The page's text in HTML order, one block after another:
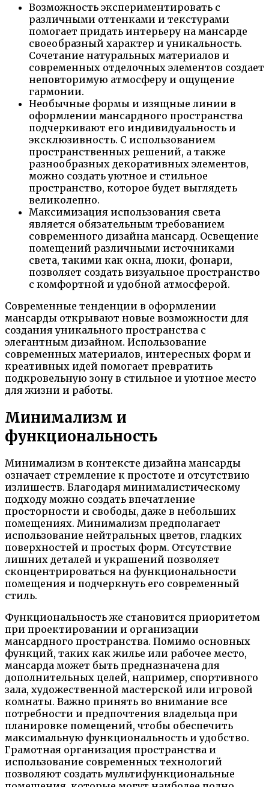
Возможность экспериментировать с
различными оттенками и текстурами
помогает придать интерьеру на мансарде
своеобразный характер и уникальность.
Сочетание натуральных материалов и
современных отделочных элементов создает
неповторимую атмосферу и ощущение
гармонии.
Необычные формы и изящные линии в
оформлении мансардного пространства
подчеркивают его индивидуальность и
эксклюзивность. С использованием
пространственных решений, а также
разнообразных декоративных элементов,
можно создать уютное и стильное
пространство, которое будет выглядеть
великолепно.
Максимизация использования света
является обязательным требованием
современного дизайна мансард. Освещение
помещений различными источниками
света, такими как окна, люки, фонари,
позволяет создать визуальное пространство
с комфортной и удобной атмосферой.
Современные тенденции в оформлении
мансарды открывают новые возможности для
создания уникального пространства с
элегантным дизайном. Использование
современных материалов, интересных форм и
креативных идей помогает превратить
подкровельную зону в стильное и уютное место
для жизни и работы.
Минимализм и
функциональность
Минимализм в контексте дизайна мансарды
означает стремление к простоте и отсутствию
излишеств. Благодаря минималистическому
подходу можно создать впечатление
просторности и свободы, даже в небольших
помещениях. Минимализм предполагает
использование нейтральных цветов, гладких
поверхностей и простых форм. Отсутствие
лишних деталей и украшений позволяет
сконцентрироваться на функциональности
помещения и подчеркнуть его современный
стиль.
Функциональность же становится приоритетом
при проектировании и организации
мансардного пространства. Помимо основных
функций, таких как жилье или рабочее место,
мансарда может быть предназначена для
дополнительных целей, например, спортивного
зала, художественной мастерской или игровой
комнаты. Важно принять во внимание все
потребности и предпочтения владельца при
планировке помещений, чтобы обеспечить
максимальную функциональность и удобство.
Грамотная организация пространства и
использование современных технологий
позволяют создать мультифункциональные